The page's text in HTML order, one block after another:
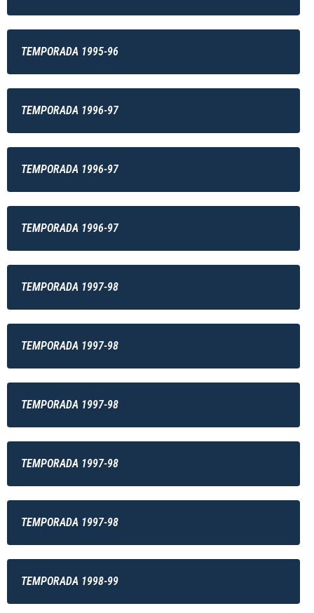
TEMPORADA 1995-96
TEMPORADA 1996-97
TEMPORADA 1996-97
TEMPORADA 1996-97
TEMPORADA 1997-98
TEMPORADA 1997-98
TEMPORADA 1997-98
TEMPORADA 1997-98
TEMPORADA 1997-98
TEMPORADA 1998-99